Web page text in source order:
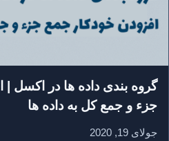
گروه بندی داده ها در اکسل |
جزء و جمع کل به داده ها
جولای 19, 2020